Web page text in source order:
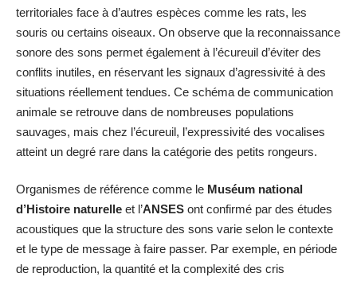
territoriales face à d’autres espèces comme les rats, les
souris ou certains oiseaux. On observe que la reconnaissance
sonore des sons permet également à l’écureuil d’éviter des
conflits inutiles, en réservant les signaux d’agressivité à des
situations réellement tendues. Ce schéma de communication
animale se retrouve dans de nombreuses populations
sauvages, mais chez l’écureuil, l’expressivité des vocalises
atteint un degré rare dans la catégorie des petits rongeurs.
Organismes de référence comme le Muséum national
d’Histoire naturelle et l’ANSES ont confirmé par des études
acoustiques que la structure des sons varie selon le contexte
et le type de message à faire passer. Par exemple, en période
de reproduction, la quantité et la complexité des cris